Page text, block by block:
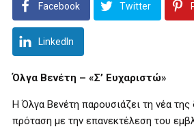
Facebook Twitter
LinkedIn
Όλγα Βενέτη – «Σ’ Ευχαριστώ»
Η Όλγα Βενέτη παρουσιάζει τη νέα της
πρόταση με την επανεκτέλεση του